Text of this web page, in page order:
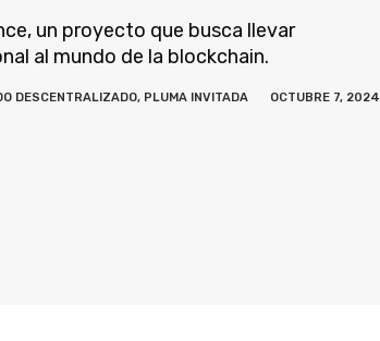
un proyecto que busca llevar
al mundo de la blockchain.
DESCENTRALIZADO, PLUMA INVITADA OCTUBRE 7, 2024